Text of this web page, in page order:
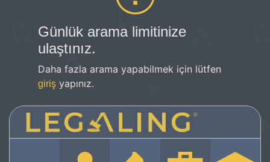
Günlük arama limitinize
ulaştınız.
Daha fazla arama yapabilmek için lütfen
giriş yapınız.